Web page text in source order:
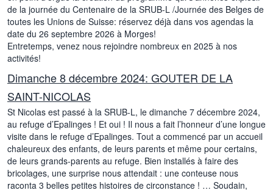
de la journée du Centenaire de la SRUB-L /Journée des Belges de
toutes les Unions de Suisse: réservez déjà dans vos agendas la
date du 26 septembre 2026 à Morges!
Entretemps, venez nous rejoindre nombreux en 2025 à nos
activités!
Dimanche 8 décembre 2024: GOUTER DE LA
SAINT-NICOLAS
St Nicolas est passé à la SRUB-L, le dimanche 7 décembre 2024,
au refuge d’Epalinges ! Et oui ! Il nous a fait l’honneur d’une longue
visite dans le refuge d’Epalinges. Tout a commencé par un accueil
chaleureux des enfants, de leurs parents et même pour certains,
de leurs grands-parents au refuge. Bien installés à faire des
bricolages, une surprise nous attendait : une conteuse nous
raconta 3 belles petites histoires de circonstance ! … Soudain,